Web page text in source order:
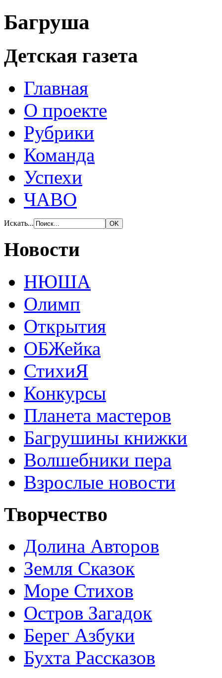
Багруша
Детская газета
Главная
О проекте
Рубрики
Команда
Успехи
ЧАВО
Искать...
Новости
НЮША
Олимп
Открытия
ОБЖейка
СтихиЯ
Конкурсы
Планета мастеров
Багрушины книжки
Волшебники пера
Взрослые новости
Творчество
Долина Авторов
Земля Сказок
Море Стихов
Остров Загадок
Берег Азбуки
Бухта Рассказов